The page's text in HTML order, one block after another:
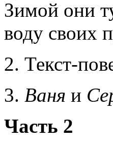
Зимой они
воду своих
2. Текст-
3. Ваня и
Часть 2